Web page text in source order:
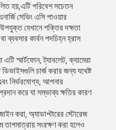
হয়,এটি পরিবেশ সচেতন
সেভিং এসি পাওয়ার
যেখানে শক্তির দক্ষতা
ব্যবসার কার্বন পদচিহ্ন হ্রাস
স্মার্টফোন, ট্যাবলেট, ক্যামেরা
চার্জ করার জন্য যথেষ্ট
নির্ভরযোগ্য, আপনার
করে যা সম্ভাব্য ক্ষতির কারণ
করা, অ্যাডাপ্টারের স্টোরেজ
সংরক্ষণ করা হলেও